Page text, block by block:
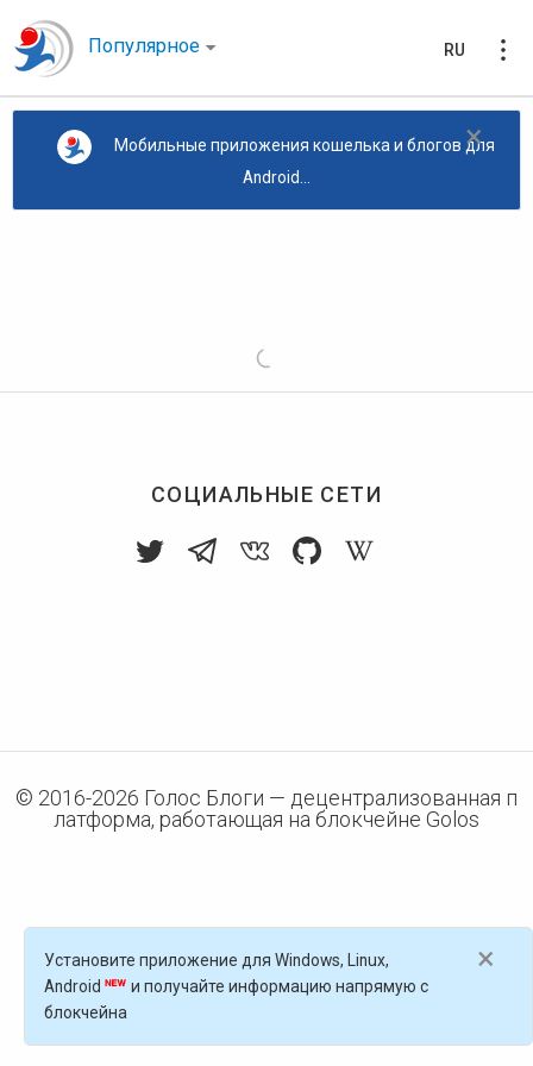
Популярное RU
×
Мобильные приложения кошелька и блогов для
Android...
СОЦИАЛЬНЫЕ СЕТИ
© 2016-2026 Голос Блоги — децентрализованная п
латформа, работающая на блокчейне Golos
×
Установите приложение для Windows, Linux,
Android
и получайте информацию напрямую с
блокчейна